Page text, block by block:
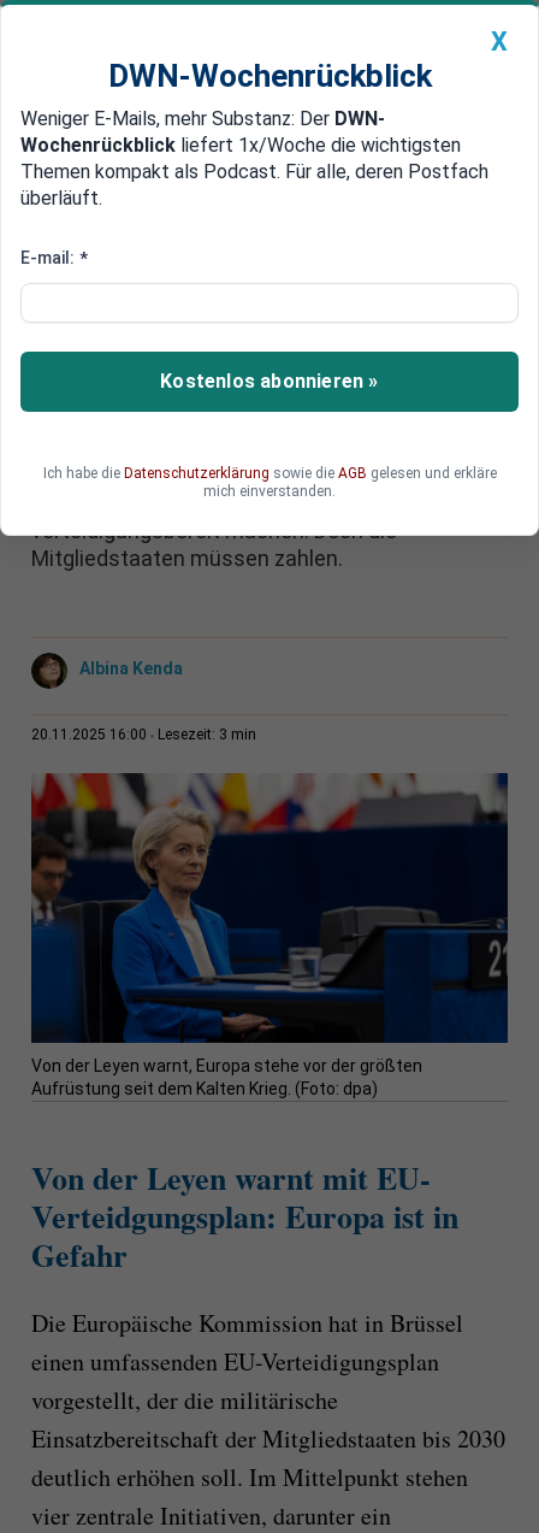
Newsticker MEIN DWN: Geldanlage Premium
Edelmetalle DWN-Magazin China
EU-Verteidigungsplan: Brüssel
Europa
Brüssel plant den größten EU-Verteidigungsplan
seit Jahrzehnten: Ein gesamteuropäischer
hunderte Milliarden für neue
Rüstungskapazitäten sollen Europa bis 2030
verteidigungsbereit machen. Doch die
Mitgliedstaaten müssen zahlen.
Albina Kenda
20.11.2025 16:00 Lesezeit: 3 min
Von der Leyen warnt, Europa stehe vor der größten
Aufrüstung seit dem Kalten Krieg. (Foto: dpa)
Von der Leyen warnt mit EU-
Verteidgungsplan: Europa ist in
Gefahr
Die Europäische Kommission hat in Brüssel
einen umfassenden EU-Verteidigungsplan
vorgestellt, der die militärische
Einsatzbereitschaft der Mitgliedstaaten bis 2030
deutlich erhöhen soll. Im Mittelpunkt stehen
vier zentrale Initiativen, darunter ein
X
DWN-Wochenrückblick
Weniger E-Mails, mehr Substanz: Der DWN-
Wochenrückblick liefert 1x/Woche die wichtigsten
Themen kompakt als Podcast. Für alle, deren Postfach
überläuft.
E-mail: *
Kostenlos abonnieren »
Ich habe die Datenschutzerklärung sowie die AGB gelesen und erkläre
mich einverstanden.